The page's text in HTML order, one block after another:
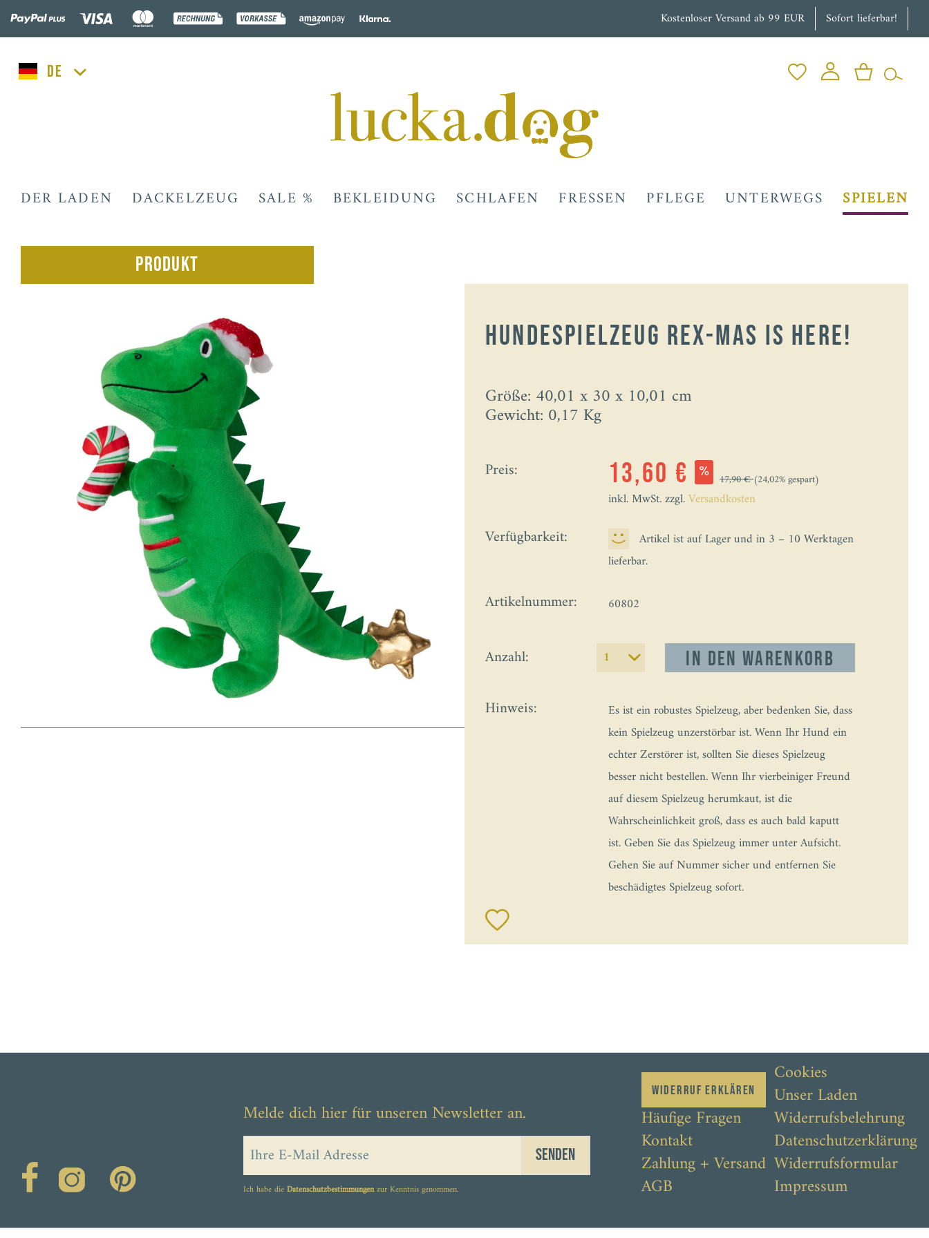
Kostenloser Versand ab 99 EUR Sofort lieferbar!
lucka.dog
DER LADEN DACKELZEUG SALE % BEKLEIDUNG SCHLAFEN FRESSEN PFLEGE UNTERWEGS SPIELEN
Produkt
Hundespielzeug Rex-Mas Is Here!
Größe: 40,01 x 30 x 10,01 cm
Gewicht: 0,17 Kg
Preis: 13,60 € 17,90 €(24,02% gespart)
inkl. MwSt. zzgl.Versandkosten
Verfügbarkeit:
Artikel ist auf Lager und in 3 – 10 Werktagen
lieferbar.
Artikelnummer: 60802
Anzahl: In den Warenkorb
Hinweis:
Es ist ein robustes Spielzeug, aber bedenken Sie, dass
kein Spielzeug unzerstörbar ist. Wenn Ihr Hund ein
echter Zerstörer ist, sollten Sie dieses Spielzeug
besser nicht bestellen. Wenn Ihr vierbeiniger Freund
auf diesem Spielzeug herumkaut, ist die
Wahrscheinlichkeit groß, dass es auch bald kaputt
ist. Geben Sie das Spielzeug immer unter Aufsicht.
Gehen Sie auf Nummer sicher und entfernen Sie
beschädigtes Spielzeug sofort.
Melde dich hier für unseren Newsletter an.
Senden
Ich habe dieDatenschutzbestimmungenzur Kenntnis genommen.
Widerruf erklären
Häufige Fragen
Kontakt
Zahlung + Versand
AGB
Cookies
Unser Laden
Widerrufsbelehrung
Datenschutzerklärung
Widerrufsformular
Impressum